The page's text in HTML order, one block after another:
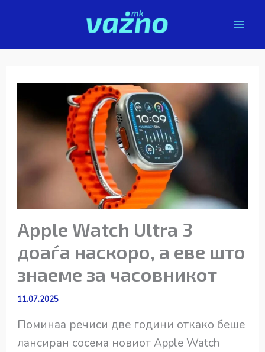
Apple Watch Ultra 3
доаѓа наскоро, а еве што
знаеме за часовникот
11.07.2025
Поминаа речиси две години откако беше
лансиран сосема новиот Apple Watch